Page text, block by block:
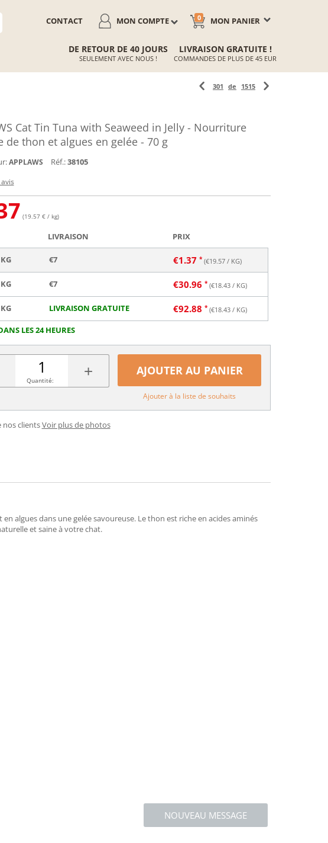
MON PANIER
0
MON COMPTE
CONTACT
DE RETOUR DE 40 JOURS
SEULEMENT AVEC NOUS !
LIVRAISON GRATUITE !
COMMANDES DE PLUS DE 45 EUR
301 de 1515
Cat Tin Tuna with Seaweed in Jelly - Nourriture
de thon et algues en gelée - 70 g
APPLAWS Réf.:38105
(19.57 € / kg)
LIVRAISON PRIX
€7 €1.37 (€19.57/ KG)
€7 €30.96 (€18.43/ KG)
LIVRAISON GRATUITE €92.88 (€18.43/ KG)
LES 24 HEURES
+
Quantité:
AJOUTER AU PANIER
Ajouter à la liste de souhaits
nos clientsVoir plus de photos
algues dans une gelée savoureuse. Le thon est riche en acides aminés
et saine à votre chat.
NOUVEAU MESSAGE